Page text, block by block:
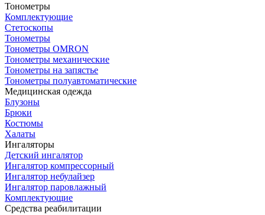
Тонометры
Комплектующие
Стетоскопы
Тонометры
Тонометры OMRON
Тонометры механические
Тонометры на запястье
Тонометры полуавтоматические
Медицинская одежда
Блузоны
Брюки
Костюмы
Халаты
Ингаляторы
Детский ингалятор
Ингалятор компрессорный
Ингалятор небулайзер
Ингалятор паровлажный
Комплектующие
Средства реабилитации